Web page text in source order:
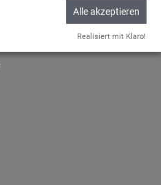
Alle akzeptieren
Realisiert mit Klaro!